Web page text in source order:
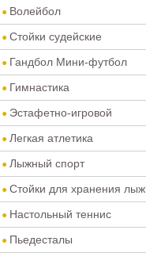
Волейбол
Стойки судейские
Гандбол Мини-футбол
Гимнастика
Эстафетно-игровой
Легкая атлетика
Лыжный спорт
Стойки для хранения лыж
Настольный теннис
Пьедесталы